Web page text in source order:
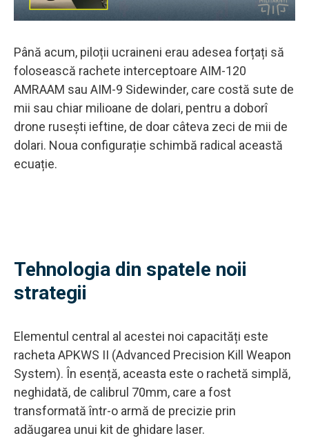
Până acum, piloții ucraineni erau adesea forțați să
folosească rachete interceptoare AIM-120
AMRAAM sau AIM-9 Sidewinder, care costă sute de
mii sau chiar milioane de dolari, pentru a doborî
drone rusești ieftine, de doar câteva zeci de mii de
dolari. Noua configurație schimbă radical această
ecuație.
Tehnologia din spatele noii
strategii
Elementul central al acestei noi capacități este
racheta APKWS II (Advanced Precision Kill Weapon
System). În esență, aceasta este o rachetă simplă,
neghidată, de calibrul 70mm, care a fost
transformată într-o armă de precizie prin
adăugarea unui kit de ghidare laser.